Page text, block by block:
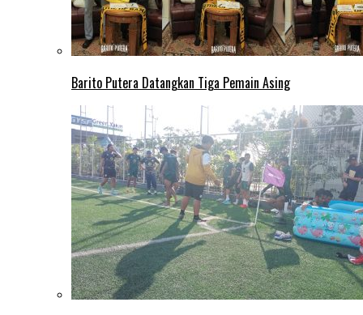
Barito Putera Datangkan Tiga Pemain Asing